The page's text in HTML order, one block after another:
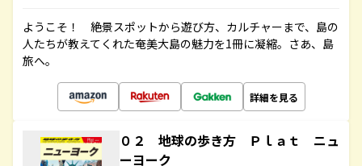
ようこそ！ 絶景スポットから遊び方、カルチャーまで、島の
人たちが教えてくれた奄美大島の魅力を1冊に凝縮。さあ、島
旅へ。
詳細を見る
０２ 地球の歩き方 Ｐｌａｔ ニュ
ーヨーク